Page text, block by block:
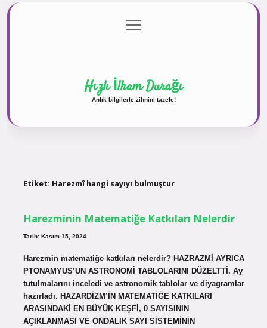
Gizlilik Politikası
menüyü
aç
Hızlı İlham Durağı
Anlık bilgilerle zihnini tazele!
Etiket: Harezmî hangi sayıyı bulmuştur
Harezminin Matematiğe Katkıları Nelerdir
Tarih: Kasım 15, 2024
Harezmin matematiğe katkıları nelerdir? HAZRAZMİ AYRICA
PTONAMYUS’UN ASTRONOMİ TABLOLARINI DÜZELTTİ. Ay
tutulmalarını inceledi ve astronomik tablolar ve diyagramlar
hazırladı. HAZARDİZM’İN MATEMATİĞE KATKILARI
ARASINDAKİ EN BÜYÜK KEŞFİ, 0 SAYISININ
AÇIKLANMASI VE ONDALIK SAYI SİSTEMİNİN